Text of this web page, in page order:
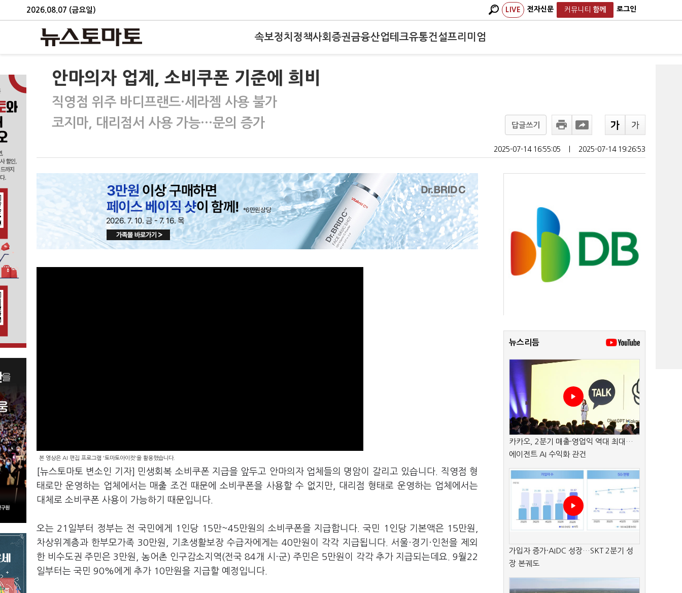
2026.08.07 (금요일) LIVE 전자신문 커뮤니티 함께 로그인
속보정치 정책사회 증권금융산업테크유통건설프리미엄
안마의자 업계, 소비쿠폰 기준에 희비
직영점 위주 바디프랜드·세라젬 사용 불가
코지마, 대리점서 사용 가능…문의 증가
답글쓰기
2025-07-14 16:55:05 2025-07-14 19:26:53
본 영상은 AI 편집 프로그램 '토마토아이컷'을 활용했습니다.
[뉴스토마토 변소인 기자] 민생회복 소비쿠폰 지급을 앞두고 안마의자 업체들의 명암이 갈리고 있습니다. 직영점 형
태로만 운영하는 업체에서는 매출 조건 때문에 소비쿠폰을 사용할 수 없지만, 대리점 형태로 운영하는 업체에서는
대체로 소비쿠폰 사용이 가능하기 때문입니다.
오는 21일부터 정부는 전 국민에게 1인당 15만~45만원의 소비쿠폰을 지급합니다. 국민 1인당 기본액은 15만원,
차상위계층과 한부모가족 30만원, 기초생활보장 수급자에게는 40만원이 각각 지급됩니다. 서울·경기·인천을 제외
한 비수도권 주민은 3만원, 농어촌 인구감소지역(전국 84개 시·군) 주민은 5만원이 각각 추가 지급되는데요. 9월22
일부터는 국민 90%에게 추가 10만원을 지급할 예정입니다.
뉴스리듬
카카오, 2분기 매출·영업익 역대 최대…
에이전트 AI 수익화 관건
가입자 증가·AIDC 성장…SKT 2분기 성
장 본궤도